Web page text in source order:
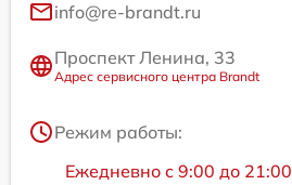
info@re-brandt.ru
Проспект Ленина, 33
Адрес сервисного центра Brandt
Режим работы:
Ежедневно с 9:00 до 21:00